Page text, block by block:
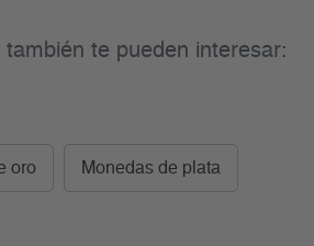
te pueden interesar:
oro Monedas de plata